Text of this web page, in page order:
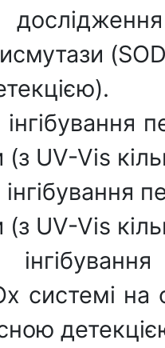
UV-Vis
UV-Vis
системі